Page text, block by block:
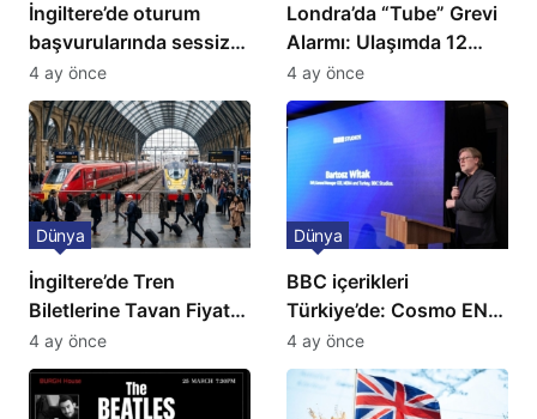
İngiltere’de oturum
başvurularında sessiz
kriz: Büyükelçilikten
açıklama!
4 ay önce
Londra’da “Tube” Grevi
Alarmı: Ulaşımda 12
Günlük Kaos Kapıda
4 ay önce
İngiltere’de Tren
Biletlerine Tavan Fiyat:
Ulaşımda Yeni
Düzenleme
Dünya
4 ay önce
BBC içerikleri
Türkiye’de: Cosmo EN
ve BBC Player yayında
Dünya
4 ay önce